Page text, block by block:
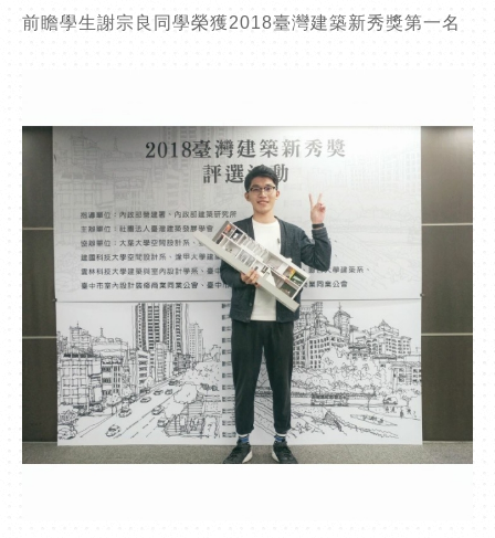
前瞻學生謝宗良同學榮獲2018臺灣建築新秀獎第一名